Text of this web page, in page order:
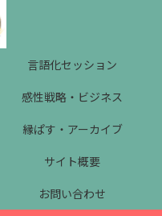
言語化セッション
感性戦略・ビジネス
縁ぱす・アーカイブ
サイト概要
お問い合わせ